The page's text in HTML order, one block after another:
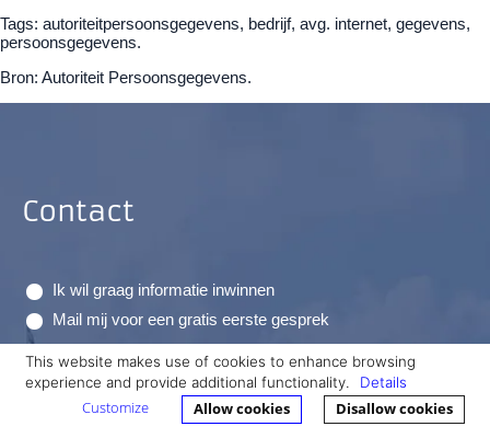
Tags: autoriteitpersoonsgegevens, bedrijf, avg. internet, gegevens,
persoonsgegevens.
Bron: Autoriteit Persoonsgegevens.
Contact
Ik wil graag informatie inwinnen
Mail mij voor een gratis eerste gesprek
This website makes use of cookies to enhance browsing
experience and provide additional functionality.
Details
Disallow cookies
Allow cookies
Customize